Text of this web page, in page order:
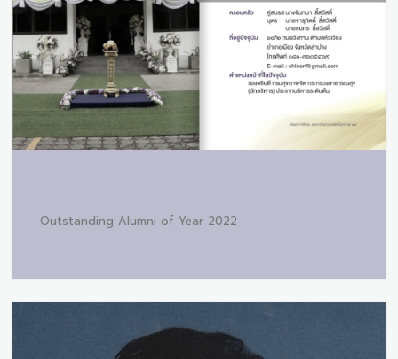
Outstanding Alumni of Year 2022